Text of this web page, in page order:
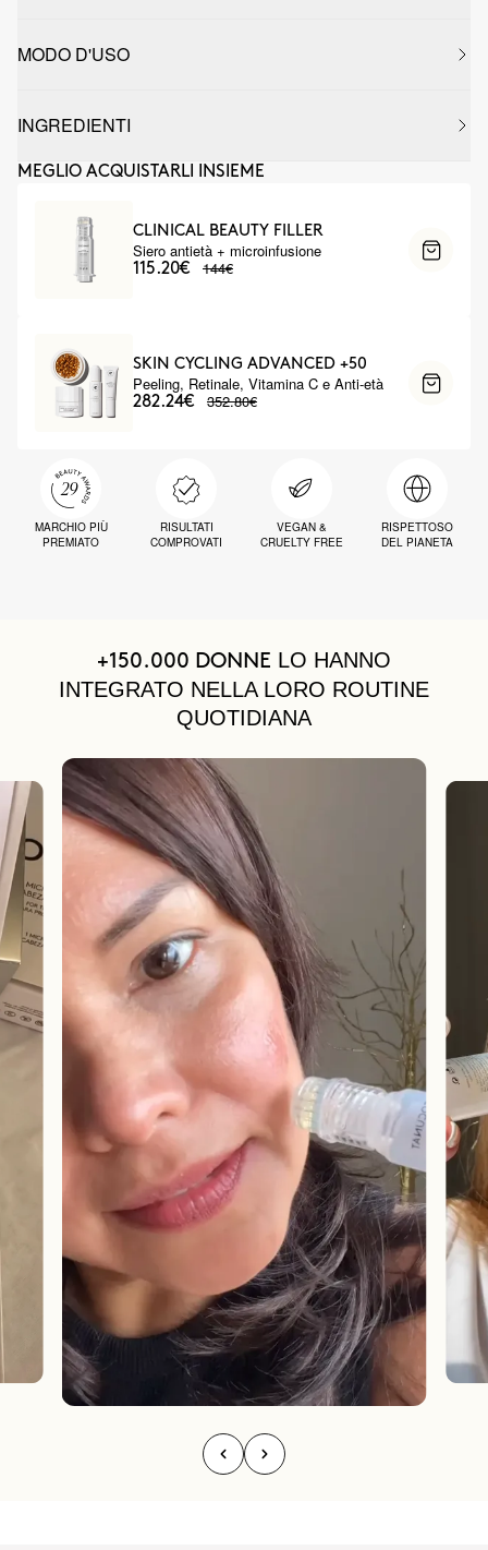
MODO D'USO
INGREDIENTI
MEGLIO ACQUISTARLI INSIEME
CLINICAL BEAUTY FILLER
Siero antietà + microinfusione
115.20€ 144€
SKIN CYCLING ADVANCED +50
Peeling, Retinale, Vitamina C e Anti-età
282.24€ 352.80€
MARCHIO PIÙ
PREMIATO
RISULTATI
COMPROVATI
VEGAN &
CRUELTY FREE
RISPETTOSO
DEL PIANETA
+150.000 DONNE LO HANNO
INTEGRATO NELLA LORO ROUTINE
QUOTIDIANA